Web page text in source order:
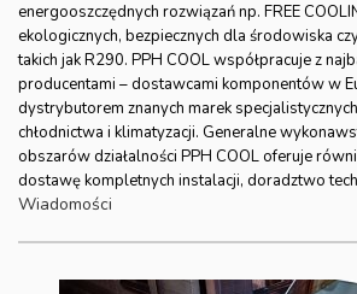
energooszczędnych rozwiązań np. FREE
ekologicznych, bezpiecznych dla środowiska
takich jak R290. PPH COOL współpracuje z
producentami – dostawcami komponentów w
dystrybutorem znanych marek
chłodnictwa i klimatyzacji. Generalne
obszarów działalności PPH COOL oferuje
dostawę kompletnych instalacji, doradztwo
Wiadomości